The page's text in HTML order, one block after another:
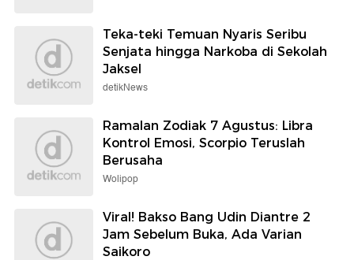
Teka-teki Temuan Nyaris Seribu
Senjata hingga Narkoba di Sekolah
Jaksel
detikNews
Ramalan Zodiak 7 Agustus: Libra
Kontrol Emosi, Scorpio Teruslah
Berusaha
Wolipop
Viral! Bakso Bang Udin Diantre 2
Jam Sebelum Buka, Ada Varian
Saikoro